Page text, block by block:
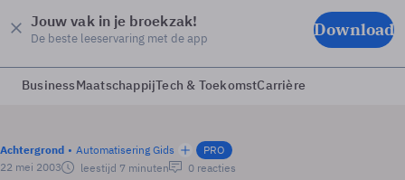
Jouw vak in je broekzak!
De beste leeservaring met de app Download
BusinessMaatschappijTech & ToekomstCarrière
Achtergrond Automatisering Gids
PRO
22 mei 2003
leestijd 7 minuten 0 reacties